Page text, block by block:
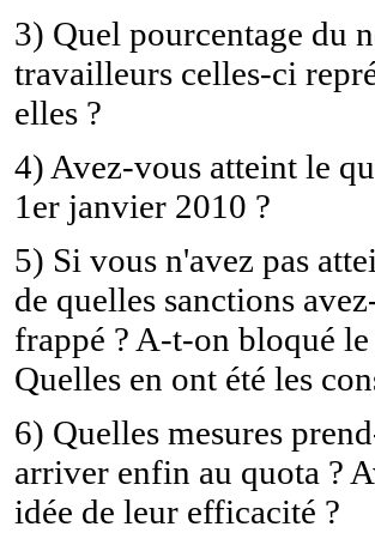
3) Quel pourcentage du
travailleurs celles-ci
elles ?
4) Avez-vous atteint le
1er janvier 2010 ?
5) Si vous n'avez pas
de quelles sanctions
frappé ? A-t-on bloqué
Quelles en ont été les
6) Quelles mesures
arriver enfin au quota ?
idée de leur efficacité ?